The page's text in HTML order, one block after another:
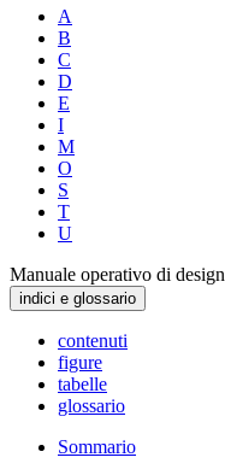
A
B
C
D
E
I
M
O
S
T
U
Manuale operativo di design
indici e glossario
contenuti
figure
tabelle
glossario
Sommario